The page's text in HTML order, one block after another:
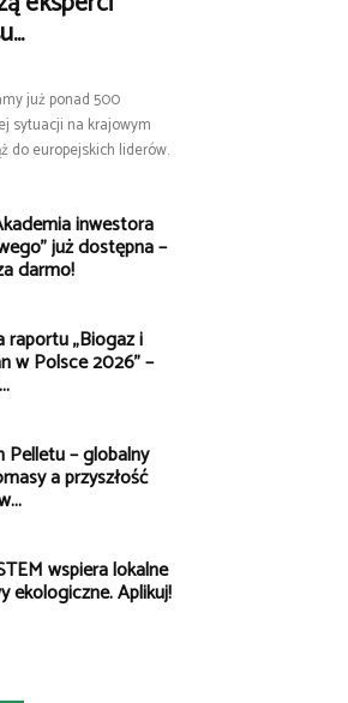
już ponad 500
sytuacji na krajowym
do europejskich liderów.
inwestora
już dostępna –
darmo!
raportu „Biogaz i
w Polsce 2026” –
Pelletu – globalny
a przyszłość
wspiera lokalne
ekologiczne. Aplikuj!